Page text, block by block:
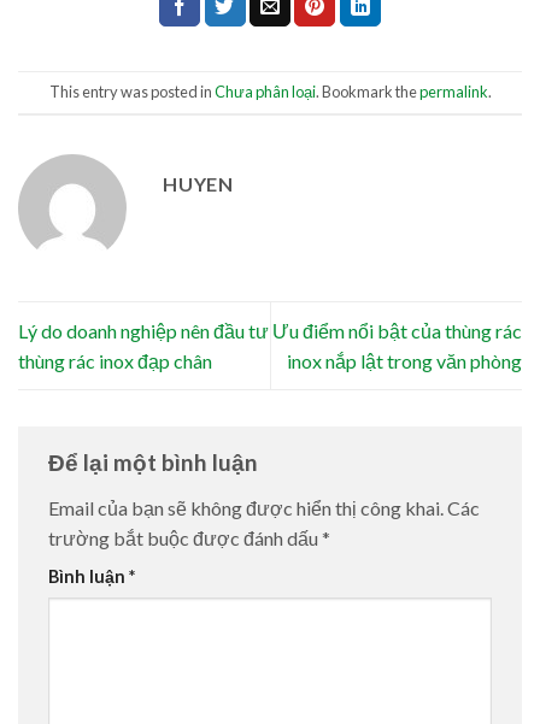
This entry was posted inChưa phân loại. Bookmark thepermalink.
HUYEN
Lý do doanh nghiệp nên đầu tư
thùng rác inox đạp chân
Ưu điểm nổi bật của thùng rác
inox nắp lật trong văn phòng
Để lại một bình luận
Email của bạn sẽ không được hiển thị công khai.Các
trường bắt buộc được đánh dấu *
Bình luận *